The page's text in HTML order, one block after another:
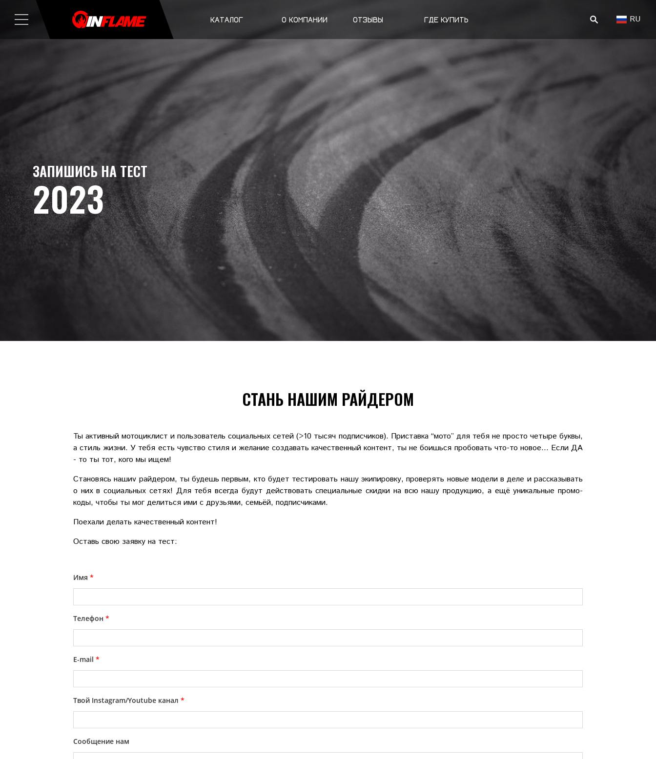
КАТАЛОГ О КОМПАНИИ ОТЗЫВЫ ГДЕ КУПИТЬ ПОИСК RU
ЗАПИШИСЬ НА ТЕСТ
2023
СТАНЬ НАШИМ РАЙДЕРОМ
Ты активный мотоциклист и пользователь социальных сетей (>10 тысяч подписчиков). Приставка “мото” для тебя не просто четыре буквы,
а стиль жизни. У тебя есть чувство стиля и желание создавать качественный контент, ты не боишься пробовать что-то новое... Если ДА
- то ты тот, кого мы ищем!
Становясь нашиv райдером, ты будешь первым, кто будет тестировать нашу экипировку, проверять новые модели в деле и рассказывать
о них в социальных сетях! Для тебя всегда будут действовать специальные скидки на всю нашу продукцию, а ещё уникальные промо-
коды, чтобы ты мог делиться ими с друзьями, семьёй, подписчиками.
Поехали делать качественный контент!
Оставь свою заявку на тест:
Имя *
Телефон *
E-mail *
Твой Instagram/Youtube канал *
Сообщение нам